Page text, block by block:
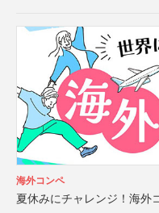
海外コンペ
夏休みにチャレンジ！海外